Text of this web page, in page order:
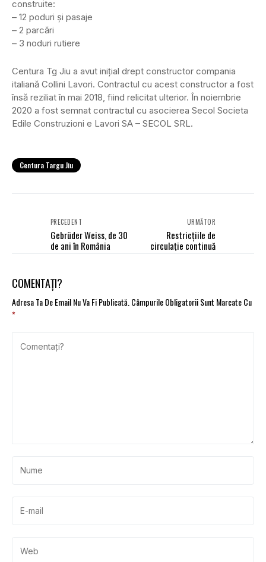
construite:
– 12 poduri și pasaje
– 2 parcări
– 3 noduri rutiere
Centura Tg Jiu a avut inițial drept constructor compania
italiană Collini Lavori. Contractul cu acest constructor a fost
însă reziliat în mai 2018, fiind relicitat ulterior. În noiembrie
2020 a fost semnat contractul cu asocierea Secol Societa
Edile Construzioni e Lavori SA – SECOL SRL.
Centura Targu Jiu
PRECEDENT
Gebrüder Weiss, de 30
de ani în România
URMĂTOR
Restricţiile de
circulaţie continuă
COMENTAȚI?
Adresa Ta De Email Nu Va Fi Publicată. Câmpurile Obligatorii Sunt Marcate Cu
*